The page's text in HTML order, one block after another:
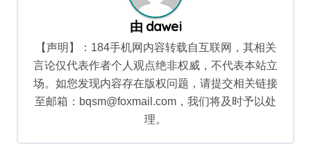
由 dawei
【声明】：184手机网内容转载自互联网，其相关
言论仅代表作者个人观点绝非权威，不代表本站立
场。如您发现内容存在版权问题，请提交相关链接
至邮箱：bqsm@foxmail.com，我们将及时予以处
理。